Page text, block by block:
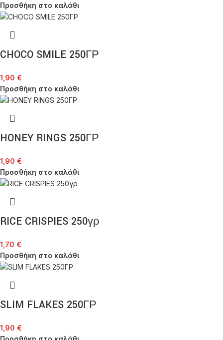
Προσθήκη στο καλάθι
CHOCO SMILE 250ΓΡ
1,90 €
Προσθήκη στο καλάθι
HONEY RINGS 250ΓΡ
1,90 €
Προσθήκη στο καλάθι
RICE CRISPIES 250γρ
1,70 €
Προσθήκη στο καλάθι
SLIM FLAKES 250ΓΡ
1,90 €